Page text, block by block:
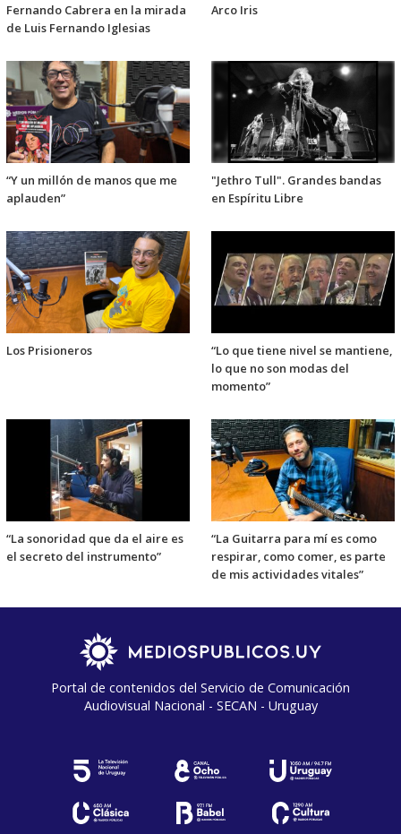
Fernando Cabrera en la mirada
de Luis Fernando Iglesias
Arco Iris
“Y un millón de manos que me
aplauden”
"Jethro Tull". Grandes bandas
en Espíritu Libre
Los Prisioneros
“Lo que tiene nivel se mantiene,
lo que no son modas del
momento”
“La sonoridad que da el aire es
el secreto del instrumento”
“La Guitarra para mí es como
respirar, como comer, es parte
de mis actividades vitales”
Portal de contenidos del Servicio de Comunicación
Audiovisual Nacional - SECAN - Uruguay